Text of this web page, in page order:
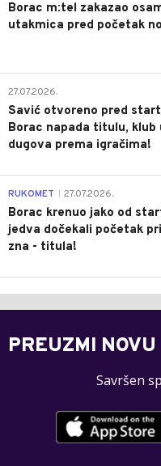
Borac m:tel zakazao
utakmica pred početak
27.07.2026.
Savić otvoreno pred
Borac napada titulu, klub
dugova prema igračima!
RUKOMET 27.07.2026.
Borac krenuo jako od
jedva dočekali početak
zna - titula!
PREUZMI
Savršen